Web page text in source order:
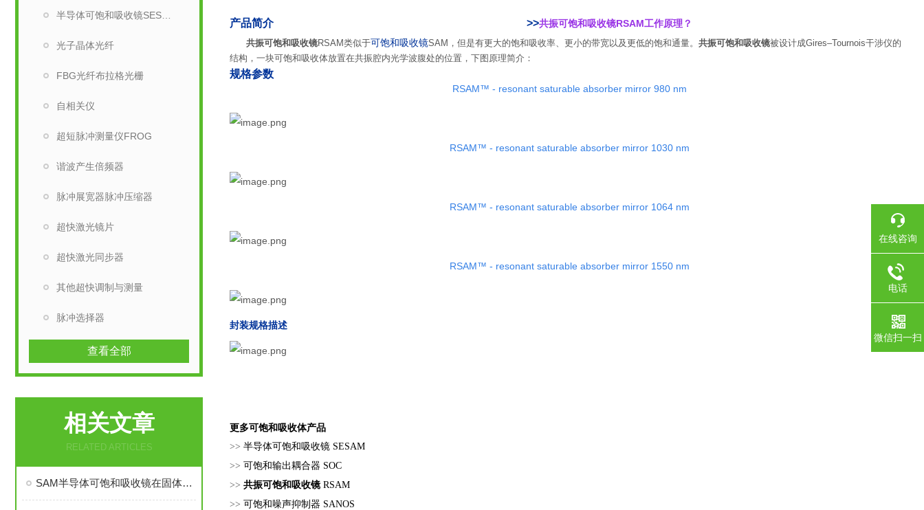
光子晶体光纤
FBG光纤布拉格光栅
自相关仪
超短脉冲测量仪FROG
谐波产生倍频器
脉冲展宽器脉冲压缩器
超快激光镜片
超快激光同步器
其他超快调制与测量
脉冲选择器
查看全部
相关文章
RELATED ARTICLES
SAM半导体可饱和吸收镜在固体、光纤及薄片激光器中的全场景应用
产品简介 >>共振可饱和吸收镜RSAM工作原理？
共振可饱和吸收镜RSAM类似于可饱和吸收镜SAM，但是有更大的饱和吸收率、更小的带宽以及更低的饱和通量。 共振可饱和吸收镜被设计成Gires–Tournois干涉仪的
结构，一块可饱和吸收体放置在共振腔内光学波腹处的位置，下图原理简介：
规格参数
RSAM™ - resonant saturable absorber mirror 980 nm
RSAM™ - resonant saturable absorber mirror 1030 nm
RSAM™ - resonant saturable absorber mirror 1064 nm
RSAM™ - resonant saturable absorber mirror 1550 nm
封装规格描述
更多可饱和吸收体产品
>> 半导体可饱和吸收镜 SESAM
>> 可饱和输出耦合器 SOC
>> 共振可饱和吸收镜 RSAM
>> 可饱和噪声抑制器 SANOS
在线咨询
电话
微信扫一扫